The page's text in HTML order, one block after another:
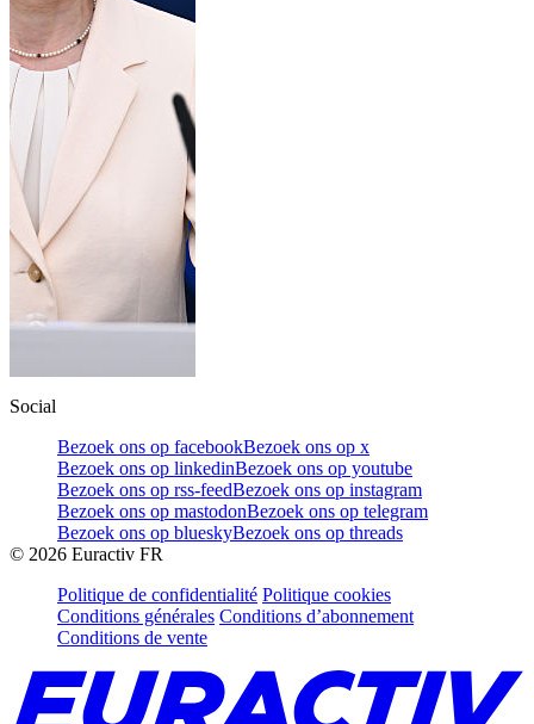
Social
Bezoek ons op facebookBezoek ons op x
Bezoek ons op linkedinBezoek ons op youtube
Bezoek ons op rss-feedBezoek ons op instagram
Bezoek ons op mastodonBezoek ons op telegram
Bezoek ons op blueskyBezoek ons op threads
© 2026 Euractiv FR
Politique de confidentialité Politique cookies
Conditions générales Conditions d’abonnement
Conditions de vente